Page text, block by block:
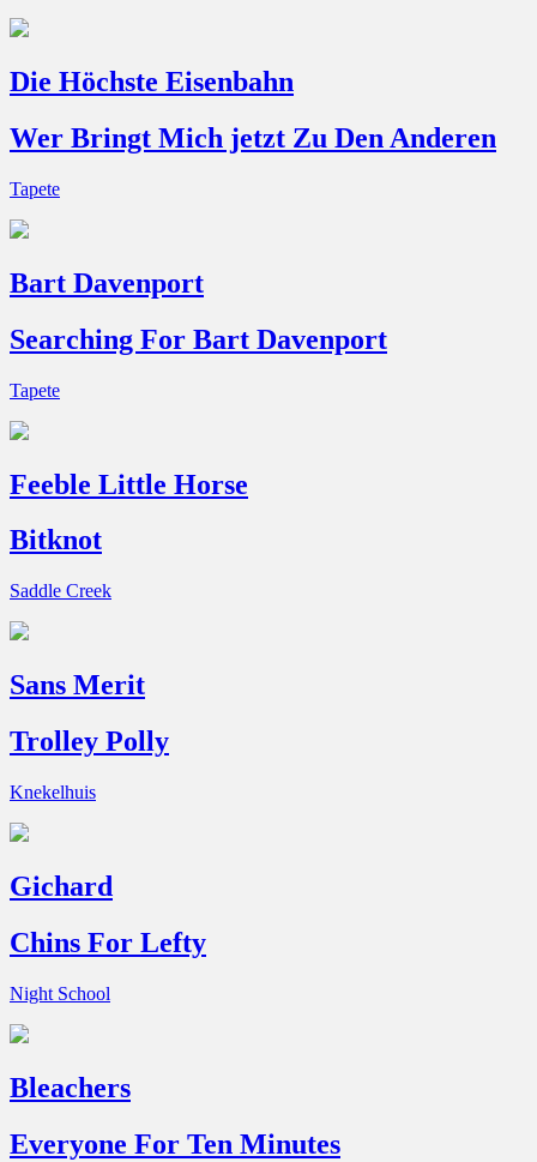
Die Höchste Eisenbahn
Wer Bringt Mich jetzt Zu Den Anderen
Tapete
Bart Davenport
Searching For Bart Davenport
Tapete
Feeble Little Horse
Bitknot
Saddle Creek
Sans Merit
Trolley Polly
Knekelhuis
Gichard
Chins For Lefty
Night School
Bleachers
Everyone For Ten Minutes